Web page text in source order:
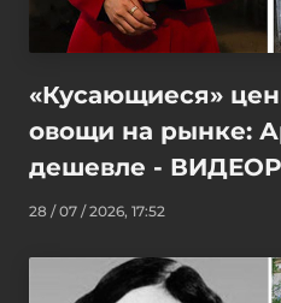
«Кусающиеся»
овощи на рынке:
дешевле -
28 / 07 / 2026, 17:52